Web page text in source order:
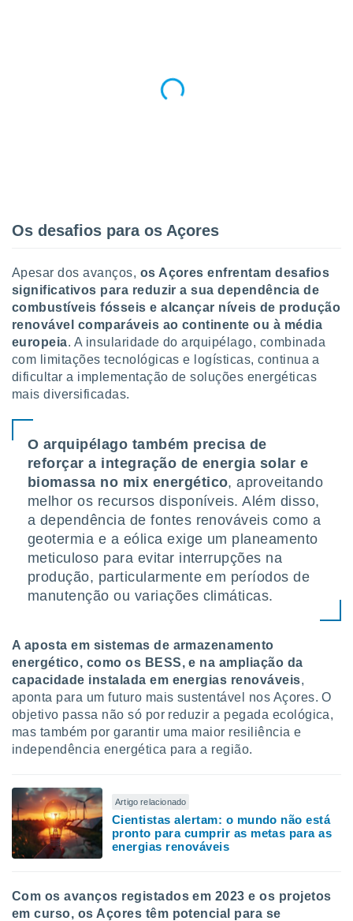
Os desafios para os Açores
Apesar dos avanços, os Açores enfrentam desafios
significativos para reduzir a sua dependência de
combustíveis fósseis e alcançar níveis de produção
renovável comparáveis ao continente ou à média
europeia. A insularidade do arquipélago, combinada
com limitações tecnológicas e logísticas, continua a
dificultar a implementação de soluções energéticas
mais diversificadas.
O arquipélago também precisa de
reforçar a integração de energia solar e
biomassa no mix energético, aproveitando
melhor os recursos disponíveis. Além disso,
a dependência de fontes renováveis como a
geotermia e a eólica exige um planeamento
meticuloso para evitar interrupções na
produção, particularmente em períodos de
manutenção ou variações climáticas.
A aposta em sistemas de armazenamento
energético, como os BESS, e na ampliação da
capacidade instalada em energias renováveis,
aponta para um futuro mais sustentável nos Açores. O
objetivo passa não só por reduzir a pegada ecológica,
mas também por garantir uma maior resiliência e
independência energética para a região.
Artigo relacionado
Cientistas alertam: o mundo não está
pronto para cumprir as metas para as
energias renováveis
Com os avanços registados em 2023 e os projetos
em curso, os Açores têm potencial para se